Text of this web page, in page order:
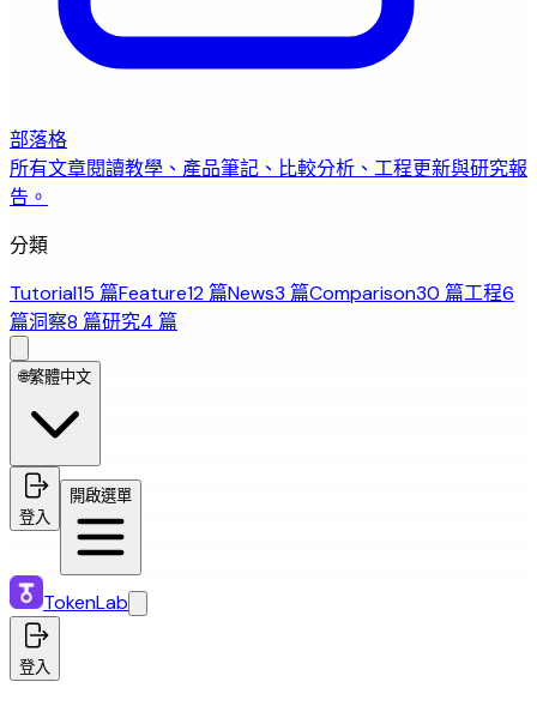
部落格
所有文章閱讀教學、產品筆記、比較分析、工程更新與研究報
告。
分類
Tutorial15 篇Feature12 篇News3 篇Comparison30 篇工程6
篇洞察8 篇研究4 篇
🌐繁體中文
登入
開啟選單
TokenLab
登入